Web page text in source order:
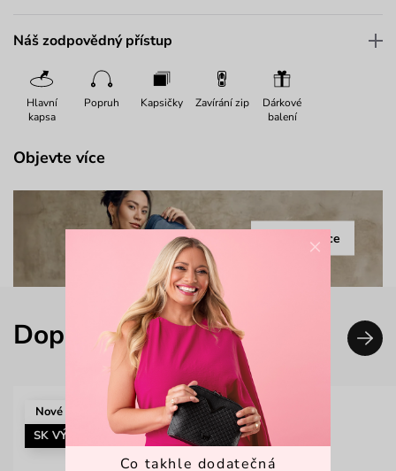
Náš zodpovědný přístup
Hlavní
kapsa
Popruh Kapsičky Zavírání zip
Dárkové
balení
Objevte více
Celá kolekce
Doplň svůj look
Nové
SK VÝROBA
×
Co takhle dodatečná